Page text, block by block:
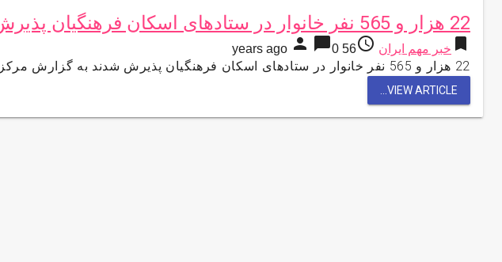
22 هزار و 565 نفر خانوار در ستادهای اسکان فرهنگیان پذیرش شدند
bookmark خبر مهم ایران access_time
56 years ago
person chat_bubble0
22 هزار و 565 نفر خانوار در ستادهای اسکان فرهنگیان پذیرش شدند به گزارش مركز اطلاع رسانی وروابط عمومی وزارت …
VIEW ARTICLE...